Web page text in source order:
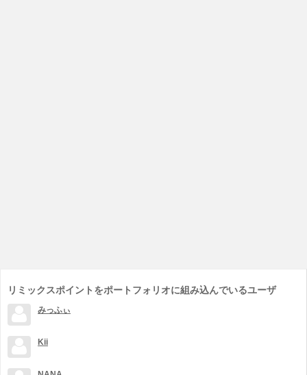
リミックスポイントをポートフォリオに組み込んでいるユーザ
みっふぃ
Kii